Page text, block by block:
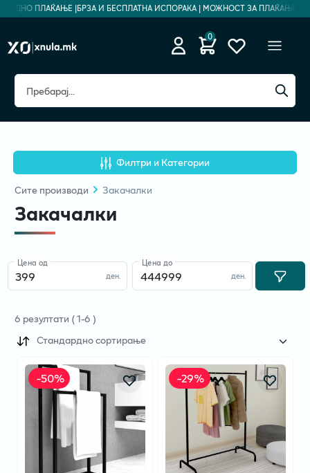
ПЛАЌАЊЕ |БРЗА И БЕСПЛАТНА ИСПОРАКА | МОЖНОСТ ЗА ПЛАЌАЊЕ НА
0
Филтри и Категории
Ситепроизводи Закачалки
Закачалки
ден.
Цена од
ден.
Цена до
6 резултати (1-6)
Стандардно сортирање
-50% -29%